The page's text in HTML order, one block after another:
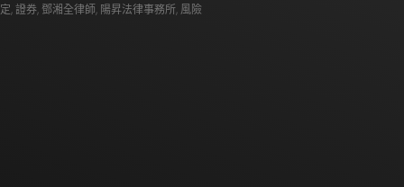
定,證券, 鄧湘全律師, 陽昇法律事務所, 風險